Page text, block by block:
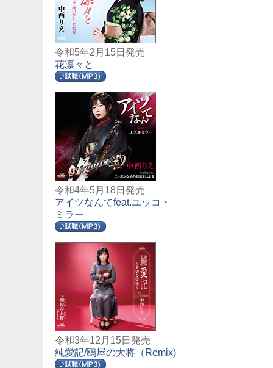
令和5年2月15日発売
花凛々と
令和4年5月18日発売
アイツなんてfeat.ユッコ・
ミラー
令和3年12月15日発売
純愛記/鴎屋の大将（Remix)